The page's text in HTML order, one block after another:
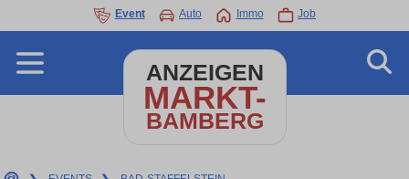
Event Auto Immo Job
ANZEIGEN
MARKT-
BAMBERG